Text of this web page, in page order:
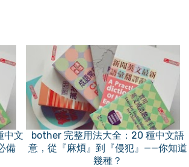
中文
備
bother 完整用法大全：20 種中文語
意，從『麻煩』到『侵犯』——你知道
幾種？